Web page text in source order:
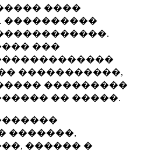
����
����������
���
�����������,
���������
�� �����.
�������,
������ �